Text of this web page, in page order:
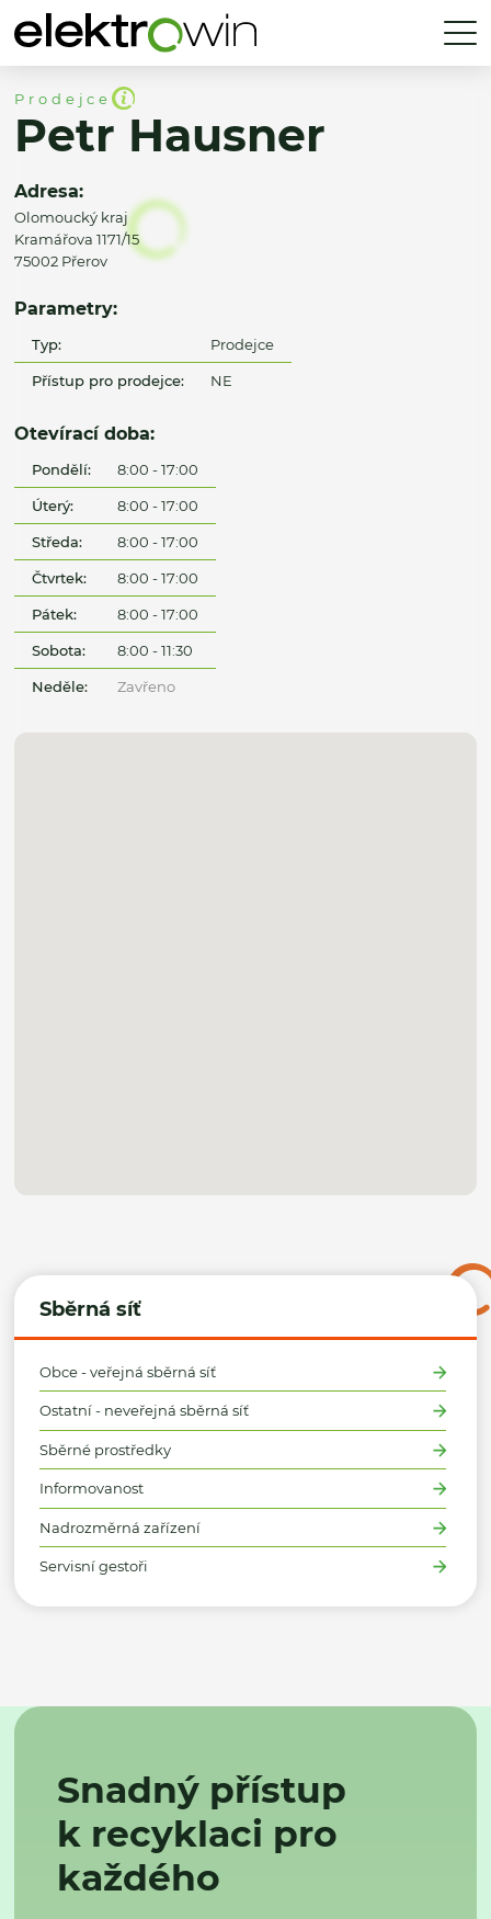
Sběrná síť
Obce - veřejná sběrná síť
Ostatní - neveřejná sběrná síť
Sběrné prostředky
Informovanost
Nadrozměrná zařízení
Servisní gestoři
Prodejce
Petr Hausner
Adresa:
Olomoucký kraj
Kramářova 1171/15
75002 Přerov
Parametry:
Typ: Prodejce
Přístup pro prodejce: NE
Otevírací doba:
Pondělí: 8:00 - 17:00
Úterý: 8:00 - 17:00
Středa: 8:00 - 17:00
Čtvrtek: 8:00 - 17:00
Pátek: 8:00 - 17:00
Sobota: 8:00 - 11:30
Neděle: Zavřeno
Snadný přístup
k recyklaci pro
každého